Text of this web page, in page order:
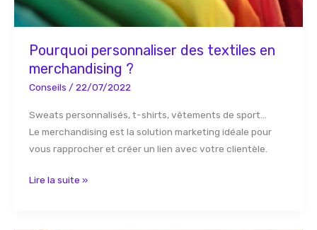
Pourquoi personnaliser des textiles en
merchandising ?
Conseils / 22/07/2022
Sweats personnalisés, t-shirts, vêtements de sport…
Le merchandising est la solution marketing idéale pour
vous rapprocher et créer un lien avec votre clientèle.
Lire la suite »